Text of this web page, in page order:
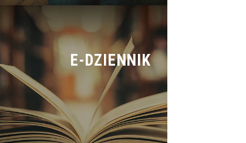
E-DZIENNIK